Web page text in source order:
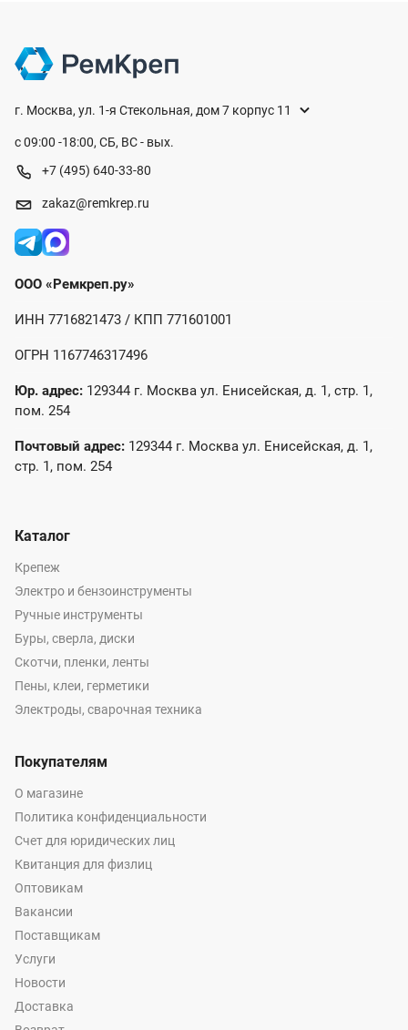
г. Москва, ул. 1-я Стекольная, дом 7 корпус 11
с 09:00 -18:00, СБ, ВС - вых.
+7 (495) 640-33-80
zakaz@remkrep.ru
ООО «Ремкреп.ру»
ИНН 7716821473 / КПП 771601001
ОГРН 1167746317496
Юр. адрес: 129344 г. Москва ул. Енисейская, д. 1, стр. 1,
пом. 254
Почтовый адрес: 129344 г. Москва ул. Енисейская, д. 1,
стр. 1, пом. 254
Каталог
Крепеж
Электро и бензоинструменты
Ручные инструменты
Буры, сверла, диски
Скотчи, пленки, ленты
Пены, клеи, герметики
Электроды, сварочная техника
Покупателям
О магазине
Политика конфиденциальности
Счет для юридических лиц
Квитанция для физлиц
Оптовикам
Вакансии
Поставщикам
Услуги
Новости
Доставка